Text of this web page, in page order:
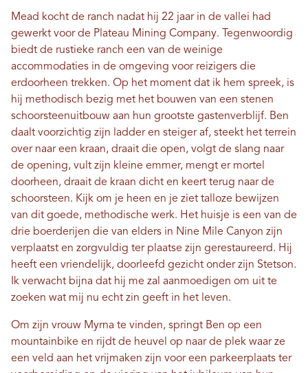
Mead kocht de ranch nadat hij 22 jaar in de vallei had
gewerkt voor de Plateau Mining Company. Tegenwoordig
biedt de rustieke ranch een van de weinige
accommodaties in de omgeving voor reizigers die
erdoorheen trekken. Op het moment dat ik hem spreek, is
hij methodisch bezig met het bouwen van een stenen
schoorsteenuitbouw aan hun grootste gastenverblijf. Ben
daalt voorzichtig zijn ladder en steiger af, steekt het terrein
over naar een kraan, draait die open, volgt de slang naar
de opening, vult zijn kleine emmer, mengt er mortel
doorheen, draait de kraan dicht en keert terug naar de
schoorsteen. Kijk om je heen en je ziet talloze bewijzen
van dit goede, methodische werk. Het huisje is een van de
drie boerderijen die van elders in Nine Mile Canyon zijn
verplaatst en zorgvuldig ter plaatse zijn gerestaureerd. Hij
heeft een vriendelijk, doorleefd gezicht onder zijn Stetson.
Ik verwacht bijna dat hij me zal aanmoedigen om uit te
zoeken wat mij nu echt zin geeft in het leven.
Om zijn vrouw Myrna te vinden, springt Ben op een
mountainbike en rijdt de heuvel op naar de plek waar ze
een veld aan het vrijmaken zijn voor een parkeerplaats ter